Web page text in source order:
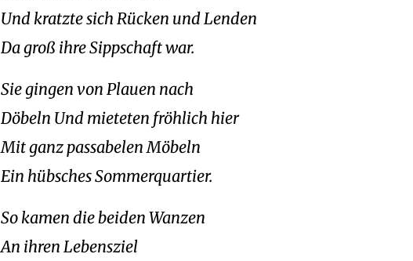
Und kratzte sich Rücken und Lenden
Da groß ihre Sippschaft war.
Sie gingen von Plauen nach
Döbeln Und mieteten fröhlich hier
Mit ganz passabelen Möbeln
Ein hübsches Sommerquartier.
So kamen die beiden Wanzen
An ihren Lebensziel